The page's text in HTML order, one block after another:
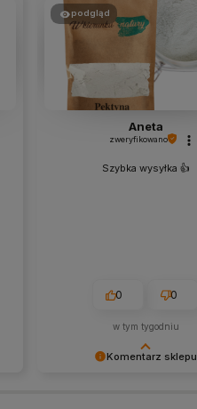
Komentarz sklepu
podgląd
Aneta
zweryfikowano
Szybka wysyłka 👍️
0 0
w tym tygodniu